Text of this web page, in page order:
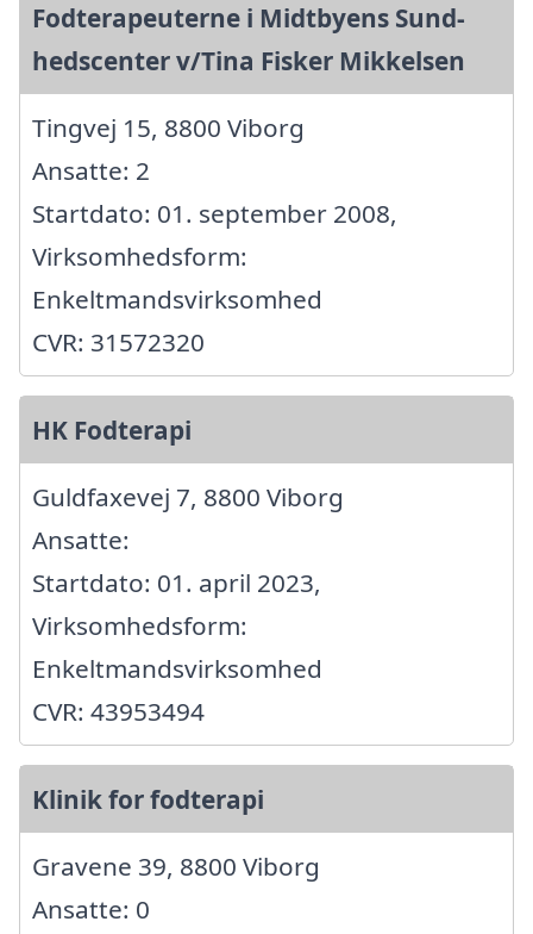
Fodterapeuterne i Midtbyens Sund-
hedscenter v/Tina Fisker Mikkelsen
Tingvej 15, 8800 Viborg
Ansatte: 2
Startdato: 01. september 2008,
Virksomhedsform:
Enkeltmandsvirksomhed
CVR: 31572320
HK Fodterapi
Guldfaxevej 7, 8800 Viborg
Ansatte:
Startdato: 01. april 2023,
Virksomhedsform:
Enkeltmandsvirksomhed
CVR: 43953494
Klinik for fodterapi
Gravene 39, 8800 Viborg
Ansatte: 0